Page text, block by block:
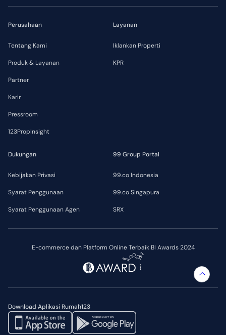
E-commerce dan Platform Online Terbaik BI Awards 2024
Download Aplikasi Rumah123
Perusahaan
Tentang Kami
Produk & Layanan
Partner
Karir
Pressroom
123PropInsight
Layanan
Iklankan Properti
KPR
Dukungan
Kebijakan Privasi
Syarat Penggunaan
Syarat Penggunaan Agen
99 Group Portal
99.co Indonesia
99.co Singapura
SRX